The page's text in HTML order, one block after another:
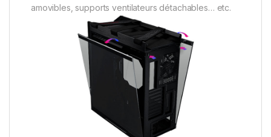
amovibles, supports ventilateurs détachables… etc.